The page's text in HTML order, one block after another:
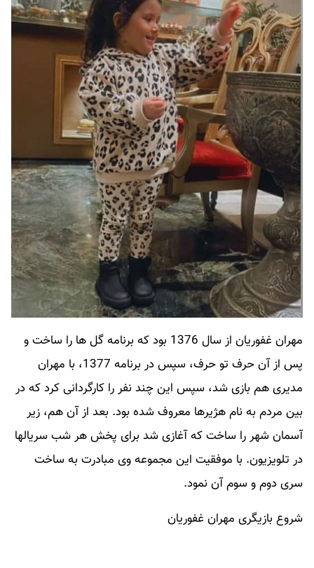
مهران غفوریان از سال 1376 بود که برنامه گل ها را ساخت و
پس از آن حرف تو حرف، سپس در برنامه 1377، با مهران
مدیری هم بازی شد، سپس این چند نفر را کارگردانی کرد که در
بین مردم به نام هژیرها معروف شده بود. بعد از آن هم، زیر
آسمان شهر را ساخت که آغازی شد برای پخش هر شب سریالها
در تلویزیون. با موفقیت این مجموعه وی مبادرت به ساخت
سری دوم و سوم آن نمود.
شروع بازیگری مهران غفوریان